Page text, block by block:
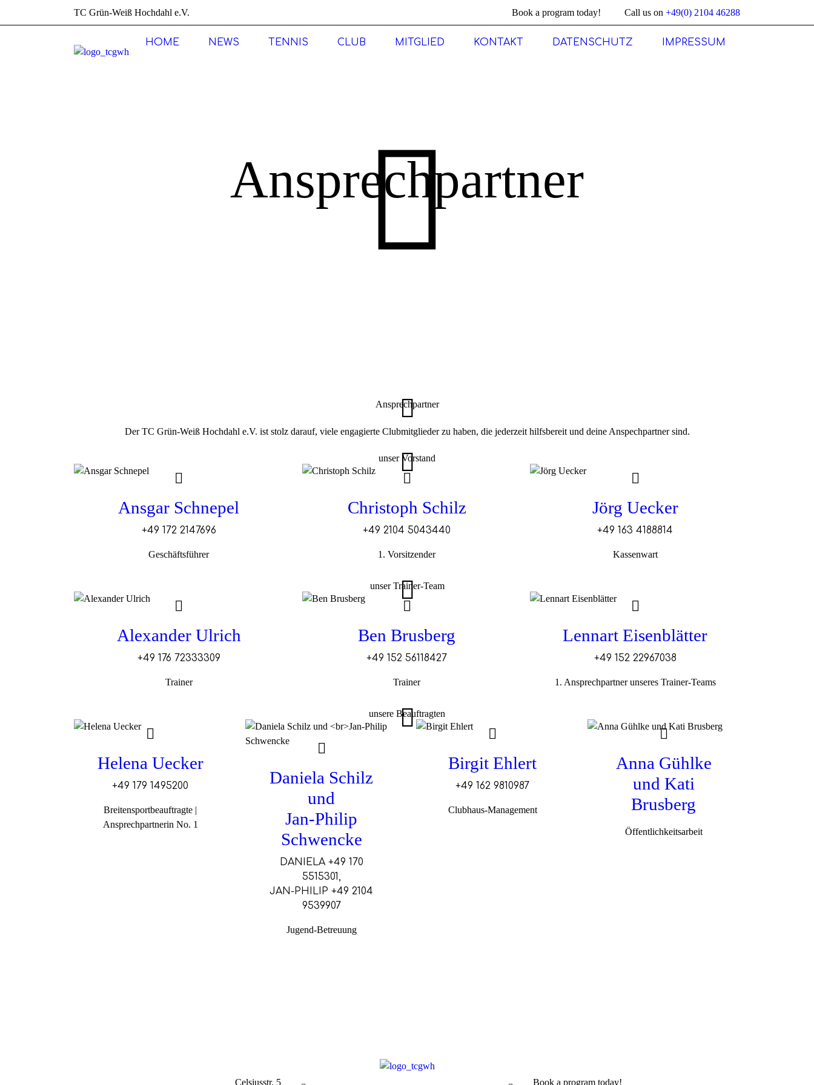
TC Grün-Weiß Hochdahl e.V. Book a program today! Call us on +49(0) 2104 46288
HOME NEWS TENNIS CLUB MITGLIED KONTAKT DATENSCHUTZ IMPRESSUM
Ansprechpartner
Ansprechpartner
Der TC Grün-Weiß Hochdahl e.V. ist stolz darauf, viele engagierte Clubmitglieder zu haben, die jederzeit hilfsbereit und deine Anspechpartner sind.
unser Vorstand
Ansgar Schnepel
+49 172 2147696
Geschäftsführer
Christoph Schilz
+49 2104 5043440
1. Vorsitzender
Jörg Uecker
+49 163 4188814
Kassenwart
unser Trainer-Team
Alexander Ulrich
+49 176 72333309
Trainer
Ben Brusberg
+49 152 56118427
Trainer
Lennart Eisenblätter
+49 152 22967038
1. Ansprechpartner unseres Trainer-Teams
unsere Beauftragten
Helena Uecker
+49 179 1495200
Breitensportbeauftragte |
Ansprechpartnerin No. 1
Daniela Schilz
und
Jan-Philip
Schwencke
DANIELA +49 170
5515301,
JAN-PHILIP +49 2104
9539907
Jugend-Betreuung
Birgit Ehlert
+49 162 9810987
Clubhaus-Management
Anna Gühlke
und Kati
Brusberg
Öffentlichkeitsarbeit
Celsiusstr. 5 Book a program today!